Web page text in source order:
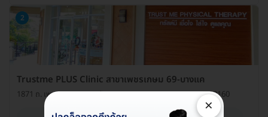
2
Trustme PLUS Clinic สาขาเพชรเกษม 69-บางแค
1871 ถ. เพชรเกษม แขวงหลักสอง เขตบางแค กรุงเทพมหานคร 10160
×